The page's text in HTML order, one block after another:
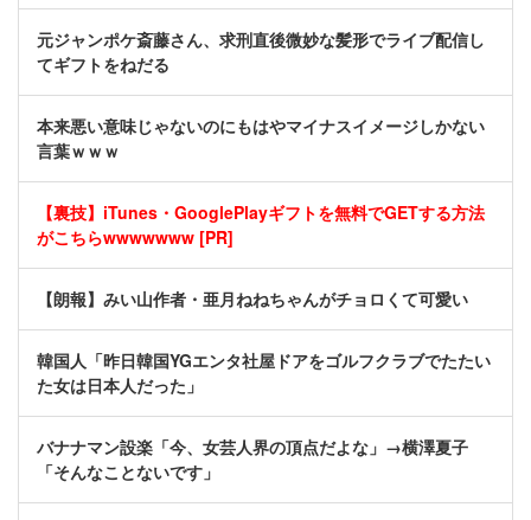
元ジャンポケ斎藤さん、求刑直後微妙な髪形でライブ配信し
てギフトをねだる
本来悪い意味じゃないのにもはやマイナスイメージしかない
言葉ｗｗｗ
【裏技】iTunes・GooglePlayギフトを無料でGETする方法
がこちらwwwwwww [PR]
【朗報】みい山作者・亜月ねねちゃんがチョロくて可愛い
韓国人「昨日韓国YGエンタ社屋ドアをゴルフクラブでたたい
た女は日本人だった」
バナナマン設楽「今、女芸人界の頂点だよな」→横澤夏子
「そんなことないです」